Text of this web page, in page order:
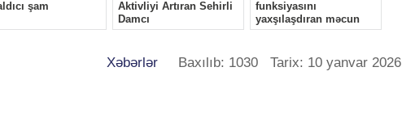
Xəbərlər Baxılıb: 1030 Tarix: 10 yanvar 2026